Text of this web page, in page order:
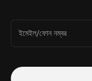
ইমেইল/ফোন নম্বর